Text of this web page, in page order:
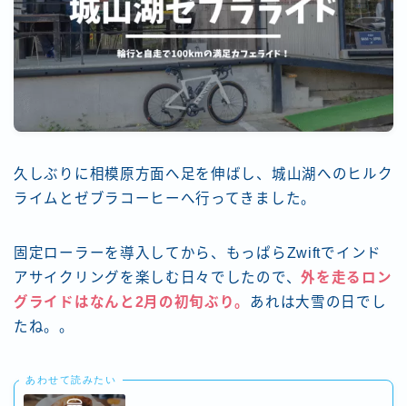
サイクルコラム
レビュー/インプレ
久しぶりに相模原方面へ足を伸ばし、城山湖へのヒルク
ライムとゼブラコーヒーへ行ってきました。
固定ローラーを導入してから、もっぱらZwiftでインド
アサイクリングを楽しむ日々でしたので、外を走るロン
グライドはなんと2月の初旬ぶり。 あれは大雪の日でし
たね。。
あわせて読みたい